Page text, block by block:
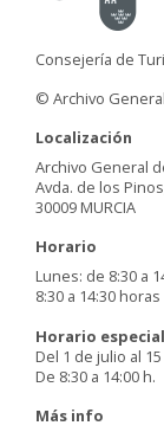
Consejería de
© Archivo
Localización
Archivo General
Avda. de los
30009 MURCIA
Horario
Lunes: de 8:30 a
8:30 a 14:30 horas
Horario especial
Del 1 de julio al
De 8:30 a 14:00 h.
Más info